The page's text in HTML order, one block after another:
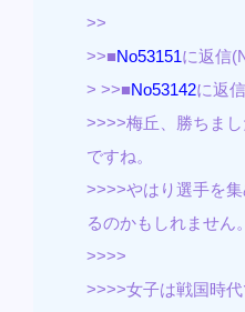
>>
>>■No53151に返信
> >>■No53142に返
>>>>梅丘、勝ちま
ですね。
>>>>やはり選手を
るのかもしれません。
>>>>
>>>>女子は戦国時